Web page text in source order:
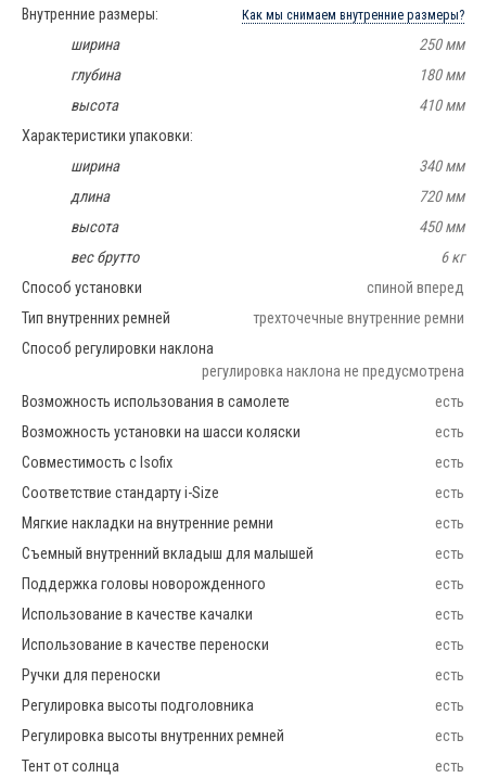
Внутренние размеры:
Как мы снимаем внутренние размеры?
ширина
250 мм
глубина
180 мм
высота
410 мм
Характеристики упаковки:
ширина
340 мм
длина
720 мм
высота
450 мм
вес брутто
6 кг
Способ установки
спиной вперед
Тип внутренних ремней
трехточечные внутренние ремни
Способ регулировки наклона
регулировка наклона не предусмотрена
Возможность использования в самолете
есть
Возможность установки на шасси коляски
есть
Совместимость с Isofix
есть
Соответствие стандарту i-Size
есть
Мягкие накладки на внутренние ремни
есть
Съемный внутренний вкладыш для малышей
есть
Поддержка головы новорожденного
есть
Использование в качестве качалки
есть
Использование в качестве переноски
есть
Ручки для переноски
есть
Регулировка высоты подголовника
есть
Регулировка высоты внутренних ремней
есть
Тент от солнца
есть